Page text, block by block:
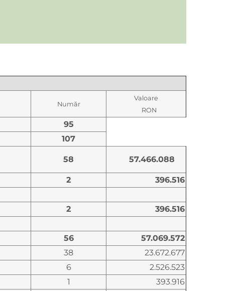
Număr
Valoare
RON
95
107
58 57.466.088
2
396.516
2
396.516
56
57.069.572
38
23.672.677
6
2.526.523
1
393.916